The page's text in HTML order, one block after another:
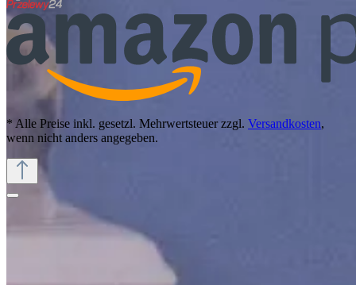
* Alle Preise inkl. gesetzl. Mehrwertsteuer zzgl. Versandkosten,
wenn nicht anders angegeben.